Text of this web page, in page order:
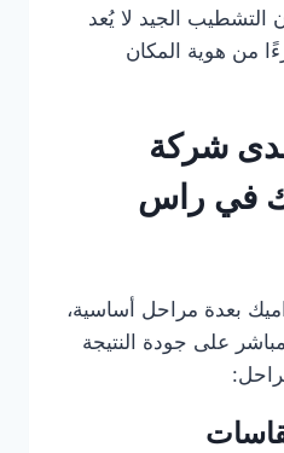
التشطيب الجيد لا يُعد
من هوية المكان
شركة
في راس
بعدة مراحل أساسية،
على جودة النتيجة